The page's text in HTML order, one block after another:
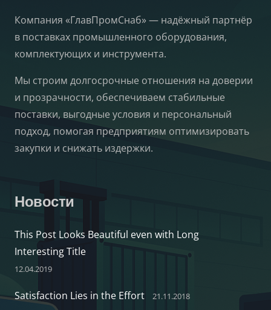
Компания «ГлавПромСнаб» — надёжный партнёр
в поставках промышленного оборудования,
комплектующих и инструмента.
Мы строим долгосрочные отношения на доверии
и прозрачности, обеспечиваем стабильные
поставки, выгодные условия и персональный
подход, помогая предприятиям оптимизировать
закупки и снижать издержки.
Новости
This Post Looks Beautiful even with Long
Interesting Title
12.04.2019
Satisfaction Lies in the Effort 21.11.2018